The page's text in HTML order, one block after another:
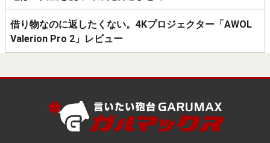
借り物なのに返したくない。4Kプロジェクター「AWOL
Valerion Pro 2」レビュー